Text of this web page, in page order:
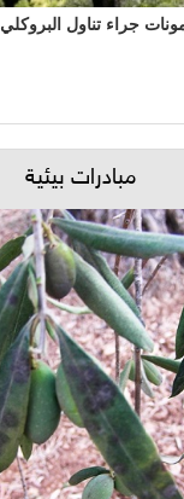
جراء تناول البروكلي
مبادرات بيئية